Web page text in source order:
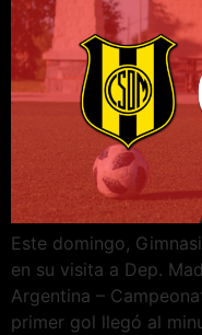
Este domingo,
en su visita a Dep.
Argentina –
primer gol llegó al